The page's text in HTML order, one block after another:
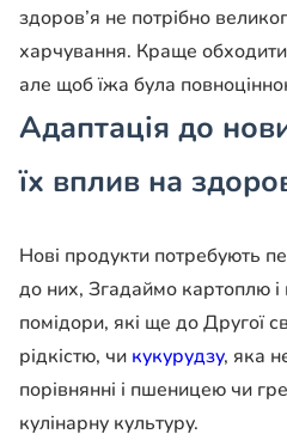
здоров’я не по­трібно
харчування. Краще
але щоб їжа була
Адаптація до
їх вплив на
Нові продукти потребують
до них, Згадаймо картоплю і
помідори, які ще до Другої
рідкістю, чи кукуру­дзу, яка
порівнянні і пшеницею чи
ку­лінарну культуру.